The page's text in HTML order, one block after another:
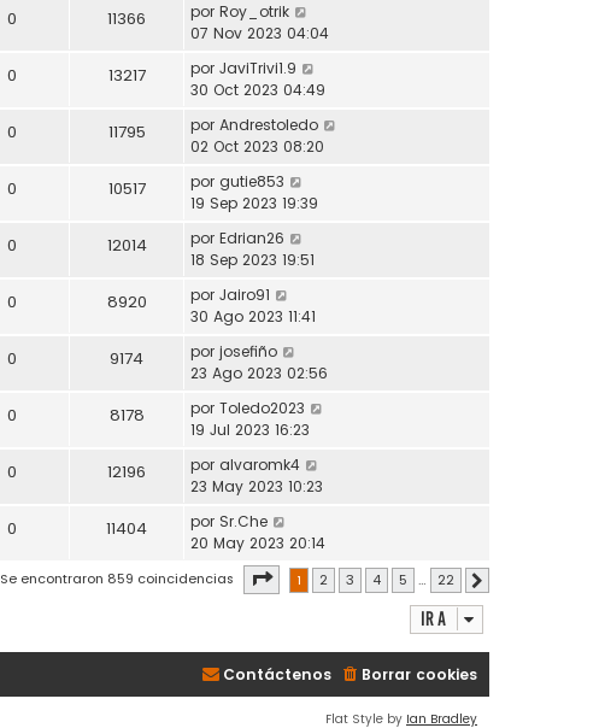
0 11366 por Roy_otrik
07 Nov 2023 04:04
0 13217 por JaviTrivi1.9
30 Oct 2023 04:49
0 11795 por Andrestoledo
02 Oct 2023 08:20
0 10517 por gutie853
19 Sep 2023 19:39
0 12014 por Edrian26
18 Sep 2023 19:51
0 8920 por Jairo91
30 Ago 2023 11:41
0 9174 por josefiño
23 Ago 2023 02:56
0 8178 por Toledo2023
19 Jul 2023 16:23
0 12196 por alvaromk4
23 May 2023 10:23
0 11404 por Sr.Che
20 May 2023 20:14
Se encontraron 859 coincidencias Página1 de
1 2 3 4 5 … 22
Ir a
Borrar cookies
Contáctenos
Flat Style by Ian Bradley